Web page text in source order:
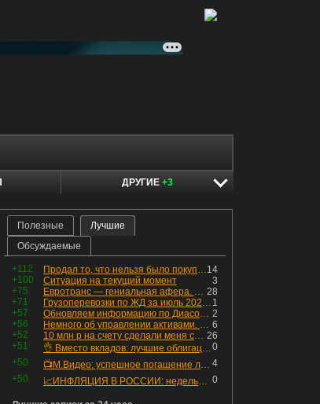
ДРУГИЕ +3
Полезные
Лучшие
Обсуждаемые
+112 14
Продал то, что нельзя было покупать. Изменения в портфеле
+100
3
Ситуация на текущий момент
+75
28
Евротранс — гениальная афера. Собрал с инвесторов денег, выплатил дивидендов больше текущей капитализации и ушёл в дефолт
+71
1
Грузоперевозки по ЖД за июль 2026 г. — четвёртый месяц подряд роста, чёрные металлы на уровне прошлого года, а каменный уголь в плюсе.
+57
2
Обновляем информацию по Диасофту: дивиденды и выкуп
+56
6
Немного об управлении активами. Для заинтересованных
+52
26
10 млн р на счету сделали меня счастливым? Ожидание vs Реальность!
+51
0
👌 Вместо вкладов: лучшие облигации — только супер надёжные
+50
4
📺М.Видео: успешное погашение любимого флоатера
+50
0
📈ИНФЛЯЦИЯ В РОССИИ: недельная дефляция, но в годовом выражении рост 😢